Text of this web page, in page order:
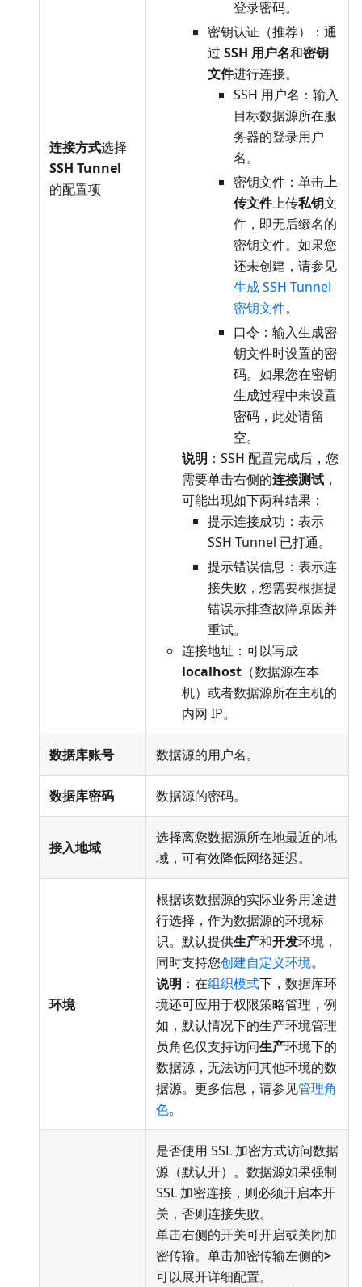
连接方式选择
SSH Tunnel
的配置项
登录密码。
密钥认证（推荐）：通
过 SSH 用户名和密钥
文件进行连接。
SSH 用户名：输入
目标数据源所在服
务器的登录用户
名。
密钥文件：单击上
传文件上传私钥文
件，即无后缀名的
密钥文件。如果您
还未创建，请参见
生成 SSH Tunnel
密钥文件。
口令：输入生成密
钥文件时设置的密
码。如果您在密钥
生成过程中未设置
密码，此处请留
空。
说明 ：SSH 配置完成后，您
需要单击右侧的连接测试 ，
可能出现如下两种结果：
提示连接成功：表示
SSH Tunnel 已打通。
提示错误信息：表示连
接失败，您需要根据提
错误示排查故障原因并
重试。
连接地址：可以写成
localhost （数据源在本
机）或者数据源所在主机的
内网 IP。
数据库账号 数据源的用户名。
数据库密码 数据源的密码。
接入地域
选择离您数据源所在地最近的地
域，可有效降低网络延迟。
环境
根据该数据源的实际业务用途进
行选择，作为数据源的环境标
识。默认提供生产和开发环境，
同时支持您创建自定义环境。
说明 ：在组织模式下，数据库环
境还可应用于权限策略管理，例
如，默认情况下的生产环境管理
员角色仅支持访问生产环境下的
数据源，无法访问其他环境的数
据源。更多信息，请参见管理角
色。
是否使用 SSL 加密方式访问数据
源（默认开）。数据源如果强制
SSL 加密连接，则必须开启本开
关，否则连接失败。
单击右侧的开关可开启或关闭加
密传输。单击加密传输左侧的>
可以展开详细配置。